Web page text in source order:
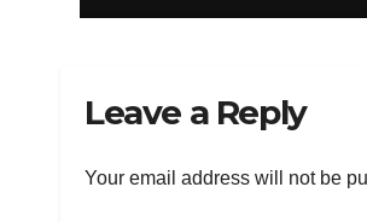
Leave a Reply
Your email address will not be